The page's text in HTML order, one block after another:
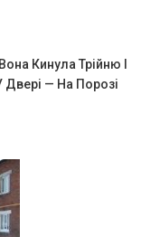
Кинула Трійню І
Двері — На Порозі